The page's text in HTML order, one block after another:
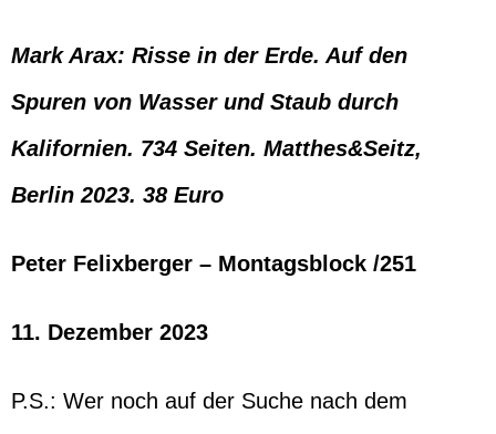
Mark Arax: Risse in der Erde. Auf den
Spuren von Wasser und Staub durch
Kalifornien. 734 Seiten. Matthes&Seitz,
Berlin 2023. 38 Euro
Peter Felixberger – Montagsblock /251
11. Dezember 2023
P.S.: Wer noch auf der Suche nach dem